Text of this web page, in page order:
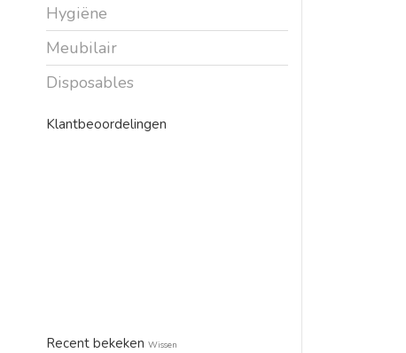
Hygiëne
Meubilair
Disposables
Klantbeoordelingen
Recent bekeken Wissen